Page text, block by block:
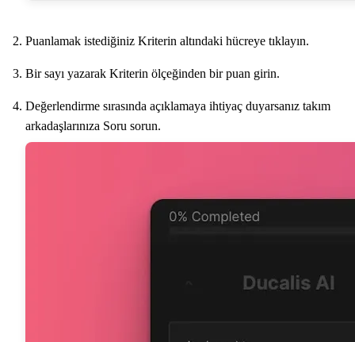
Puanlamak istediğiniz Kriterin altındaki hücreye tıklayın.
Bir sayı yazarak Kriterin ölçeğinden bir puan girin.
Değerlendirme sırasında açıklamaya ihtiyaç duyarsanız takım
arkadaşlarınıza Soru sorun.